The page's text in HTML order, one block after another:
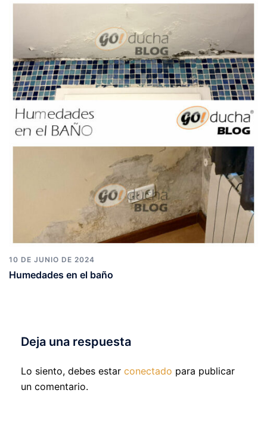
10 DE JUNIO DE 2024
Humedades en el baño
Deja una respuesta
Lo siento, debes estar conectado para publicar
un comentario.